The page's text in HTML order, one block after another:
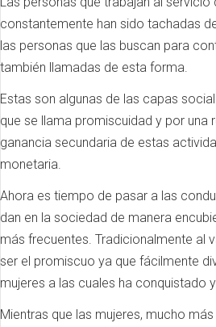
constantemente han sido tachadas
las personas que las buscan para
también llamadas de esta forma.
Estas son algunas de las capas
que se llama promiscuidad y por una
ganancia secundaria de estas
monetaria.
Ahora es tiempo de pasar a las
dan en la sociedad de manera
más frecuentes. Tradicionalmente al
ser el promiscuo ya que fácilmente
mujeres a las cuales ha conquistado
Mientras que las mujeres, mucho